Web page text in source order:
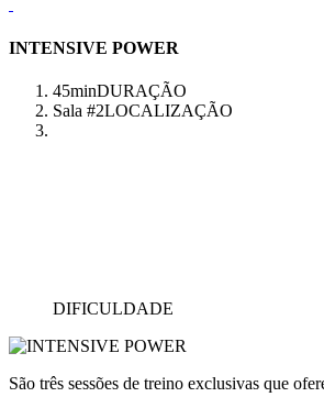
INTENSIVE POWER
45minDURAÇÃO
Sala #2LOCALIZAÇÃO
DIFICULDADE
São três sessões de treino exclusivas que